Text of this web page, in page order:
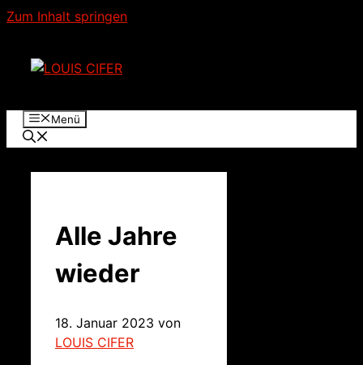
Zum Inhalt springen
Menü
Alle Jahre
wieder
18. Januar 2023 von
LOUIS CIFER